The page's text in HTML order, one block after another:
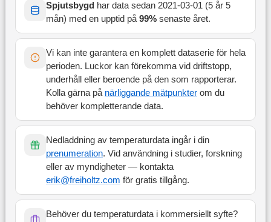
Spjutsbygd har data sedan 2021-03-01(5 år 5
mån) med en upptid på99% senaste året.
Vi kan inte garantera en komplett dataserie för hela
perioden. Luckor kan förekomma vid driftstopp,
underhåll eller beroende på den som rapporterar.
Kolla gärna på närliggande mätpunkterom du
behöver kompletterande data.
Nedladdning av temperaturdata ingår i din
prenumeration. Vid användning i studier, forskning
eller av myndigheter — kontakta
erik@freiholtz.com för gratis tillgång.
Behöver du temperaturdata i kommersiellt syfte?